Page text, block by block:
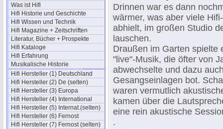
Was ist Hifi
Hifi Historie und Geschichte
Hifi Wissen und Technik
Hifi Magazine + Zeitschriften
Literatur, Bücher + Prospekte
Hifi Kataloge
Hifi Erfahrung
Musikalische Historie
Hifi Hersteller (1) Deutschland
Hifi Hersteller (2) De (selten)
Hifi Hersteller (3) Europa
Hifi Hersteller (4) International
Hifi Hersteller (5) Internat.(selten)
Hifi Hersteller (6) Fernost
Hifi Hersteller (7) Fernost (selten)
Drinnen war es dann
wärmer, was aber viele
abhielt, im großen Studio
lauschen.
Draußen im Garten spielte
"live"-Musik, die öfter von
abwechselte und dazu
Gesangseinlagen bot.
waren vermutlich
kamen über die
eine rein akustische
.